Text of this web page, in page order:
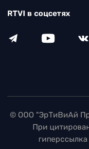
RTVI в соцсетях
© ООО "ЭрТиВиАй
При